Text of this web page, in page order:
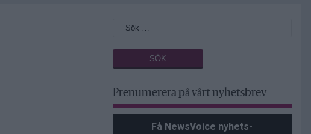
Prenumerera på vårt nyhetsbrev
Få NewsVoice nyhets-